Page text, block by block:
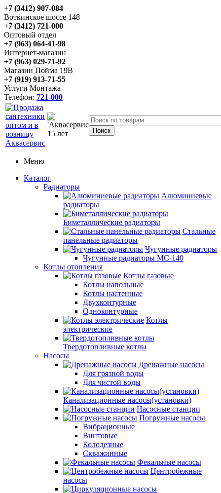
+7 (3412) 907-084
Воткинское шоссе 148
+7 (3412) 721-000
Оптовый отдел
+7 (963) 064-41-98
Интернет-магазин
+7 (963) 029-71-92
Магазин Пойма 19В
+7 (919) 913-71-55
Услуги Монтажа
Телефон: 721-000
Меню
Каталог
Радиаторы
Алюминиевые
радиаторы
Биметаллические радиаторы
Стальные
панельные радиаторы
Чугунные радиаторы
Чугунные радиаторы МС-140
Котлы отопления
Котлы газовые
Котлы напольные
Котлы настенные
Двухконтурные
Одноконтурные
Котлы
электрические
Твердотопливные котлы
Насосы
Дренажные насосы
Для грязной воды
Для чистой воды
Канализационные насосы(установки)
Насосные станции
Погружные насосы
Вибрационные
Винтовые
Колодезные
Скважинные
Фекальные насосы
Центробежные
насосы